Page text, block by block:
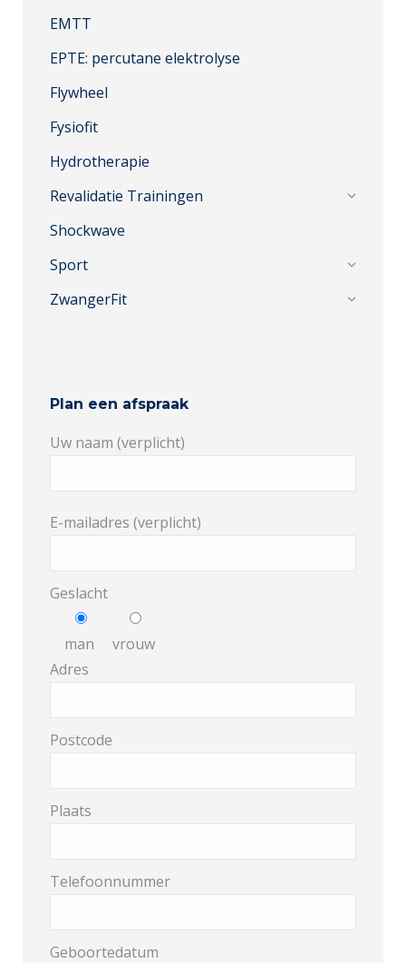
EMTT
EPTE: percutane elektrolyse
Flywheel
Fysiofit
Hydrotherapie
Revalidatie Trainingen
Shockwave
Sport
ZwangerFit
Plan een afspraak
Uw naam (verplicht)
E-mailadres (verplicht)
Geslacht
man
vrouw
Adres
Postcode
Plaats
Telefoonnummer
Geboortedatum